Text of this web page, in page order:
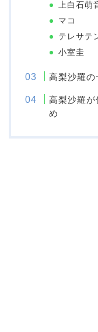
上白石萌
マコ
テレサテ
小室圭
高梨沙羅の
高梨沙羅が
め